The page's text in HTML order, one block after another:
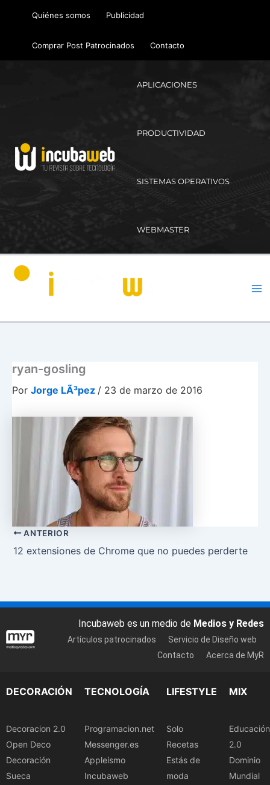
Quiénes somos Publicidad
Comprar Post Patrocinados Contacto
APLICACIONES
PRODUCTIVIDAD
SISTEMAS OPERATIVOS
WEBMASTER
ryan-gosling
Por Jorge LÃ³pez / 23 de marzo de 2016
ANTERIOR
12 extensiones de Chrome que no puedes perderte
Incubaweb es un medio de Medios y Redes
Artículos patrocinados
Servicio de Diseño web
Contacto
Acerca de MyR
DECORACIÓN
Decoracion 2.0
Open Deco
Decoración
Sueca
TECNOLOGÍA
Programacion.net
Messenger.es
Appleismo
Incubaweb
LIFESTYLE
Solo
Recetas
Estás de
moda
MIX
Educación
2.0
Dominio
Mundial